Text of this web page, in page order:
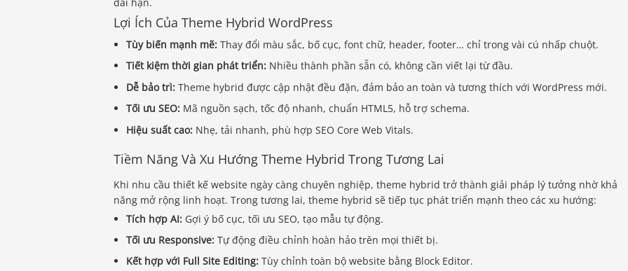
Lợi Ích Của Theme Hybrid WordPress
Tùy biến mạnh mẽ: Thay đổi màu sắc, bố cục, font chữ, header, footer… chỉ trong vài cú nhấp chuột.
Tiết kiệm thời gian phát triển: Nhiều thành phần sẵn có, không cần viết lại từ đầu.
Dễ bảo trì: Theme hybrid được cập nhật đều đặn, đảm bảo an toàn và tương thích với WordPress mới.
Tối ưu SEO: Mã nguồn sạch, tốc độ nhanh, chuẩn HTML5, hỗ trợ schema.
Hiệu suất cao: Nhẹ, tải nhanh, phù hợp SEO Core Web Vitals.
Tiềm Năng Và Xu Hướng Theme Hybrid Trong Tương Lai
Khi nhu cầu thiết kế website ngày càng chuyên nghiệp, theme hybrid trở thành giải pháp lý tưởng nhờ khả
năng mở rộng linh hoạt. Trong tương lai, theme hybrid sẽ tiếp tục phát triển mạnh theo các xu hướng:
Tích hợp AI: Gợi ý bố cục, tối ưu SEO, tạo mẫu tự động.
Tối ưu Responsive: Tự động điều chỉnh hoàn hảo trên mọi thiết bị.
Kết hợp với Full Site Editing: Tùy chỉnh toàn bộ website bằng Block Editor.